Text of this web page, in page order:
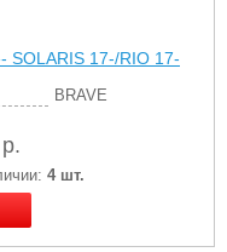
17-/RIO 17-
BRAVE
р.
4 шт.